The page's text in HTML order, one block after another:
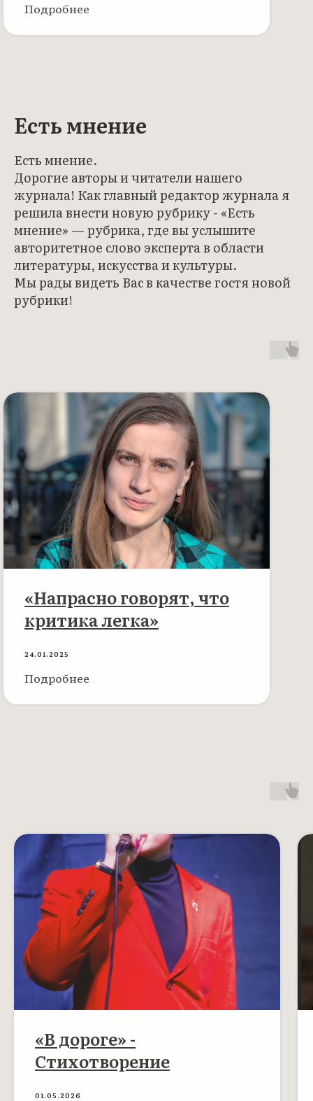
Подробнее
Есть мнение
Есть мнение.
Дорогие авторы и читатели нашего
журнала! Как главный редактор журнала я
решила внести новую рубрику - «Есть
мнение» — рубрика, где вы услышите
авторитетное слово эксперта в области
литературы, искусства и культуры.
Мы рады видеть Вас в качестве гостя новой
рубрики!
«Напрасно говорят, что
критика легка»
24.01.2025
Подробнее
«В дороге» -
Стихотворение
01.05.2026